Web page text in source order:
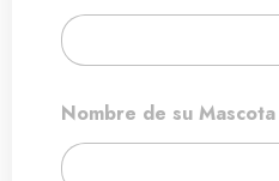
Nombre de su Mascota